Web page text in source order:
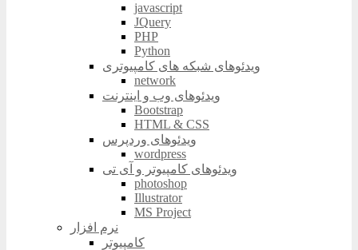
javascript
JQuery
PHP
Python
ویدئوهای شبکه های کامپیوتری
network
ویدئوهای وب و اینترنت
Bootstrap
HTML & CSS
ویدئوهای وردپرس
wordpress
ویدئوهای کامپیوتر و آی تی
photoshop
Illustrator
MS Project
نرم افزار
کامپیوتر